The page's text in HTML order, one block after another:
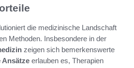
die medizinische Landschaft
Methoden. Insbesondere in der
zeigen sich bemerkenswerte
Ansätze erlauben es, Therapien